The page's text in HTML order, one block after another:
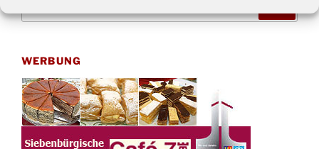
nach:
WERBUNG